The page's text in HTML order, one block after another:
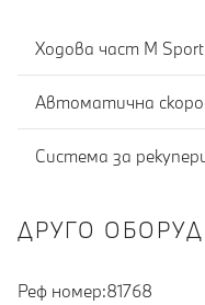
Ходова част M Sport
Автоматична
Система за
ДРУГО
Реф номер:81768